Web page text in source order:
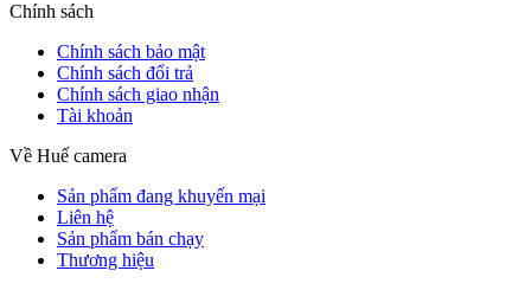
Chính sách
Chính sách bảo mật
Chính sách đổi trả
Chính sách giao nhận
Tài khoản
Về Huế camera
Sản phẩm đang khuyến mại
Liên hệ
Sản phẩm bán chạy
Thương hiệu